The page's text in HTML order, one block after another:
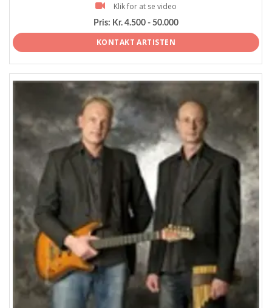
Klik for at se video
Pris: Kr. 4.500 - 50.000
KONTAKT ARTISTEN